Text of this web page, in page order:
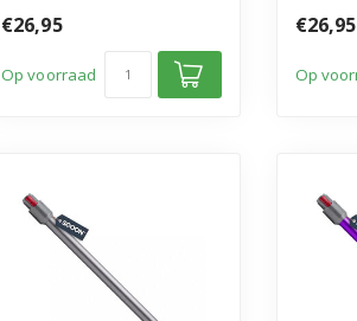
• Stevi...
€26,95
Op voorraad
meer...
€26,95
Op